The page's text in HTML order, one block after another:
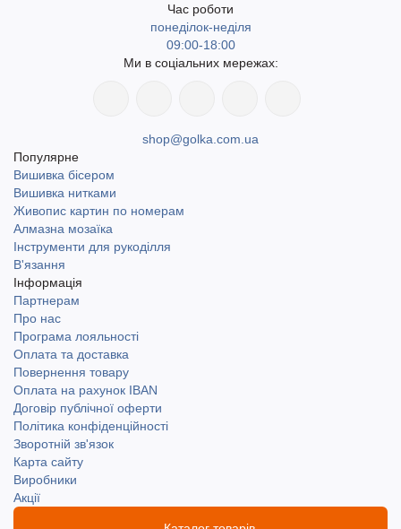
Час роботи
понеділок-неділя
09:00-18:00
Ми в соціальних мережах:
shop@golka.com.ua
Популярне
Вишивка бісером
Вишивка нитками
Живопис картин по номерам
Алмазна мозаїка
Інструменти для рукоділля
В'язання
Інформація
Партнерам
Про нас
Програма лояльності
Оплата та доставка
Повернення товару
Оплата на рахунок IBAN
Договір публічної оферти
Політика конфіденційності
Зворотній зв'язок
Карта сайту
Виробники
Акції